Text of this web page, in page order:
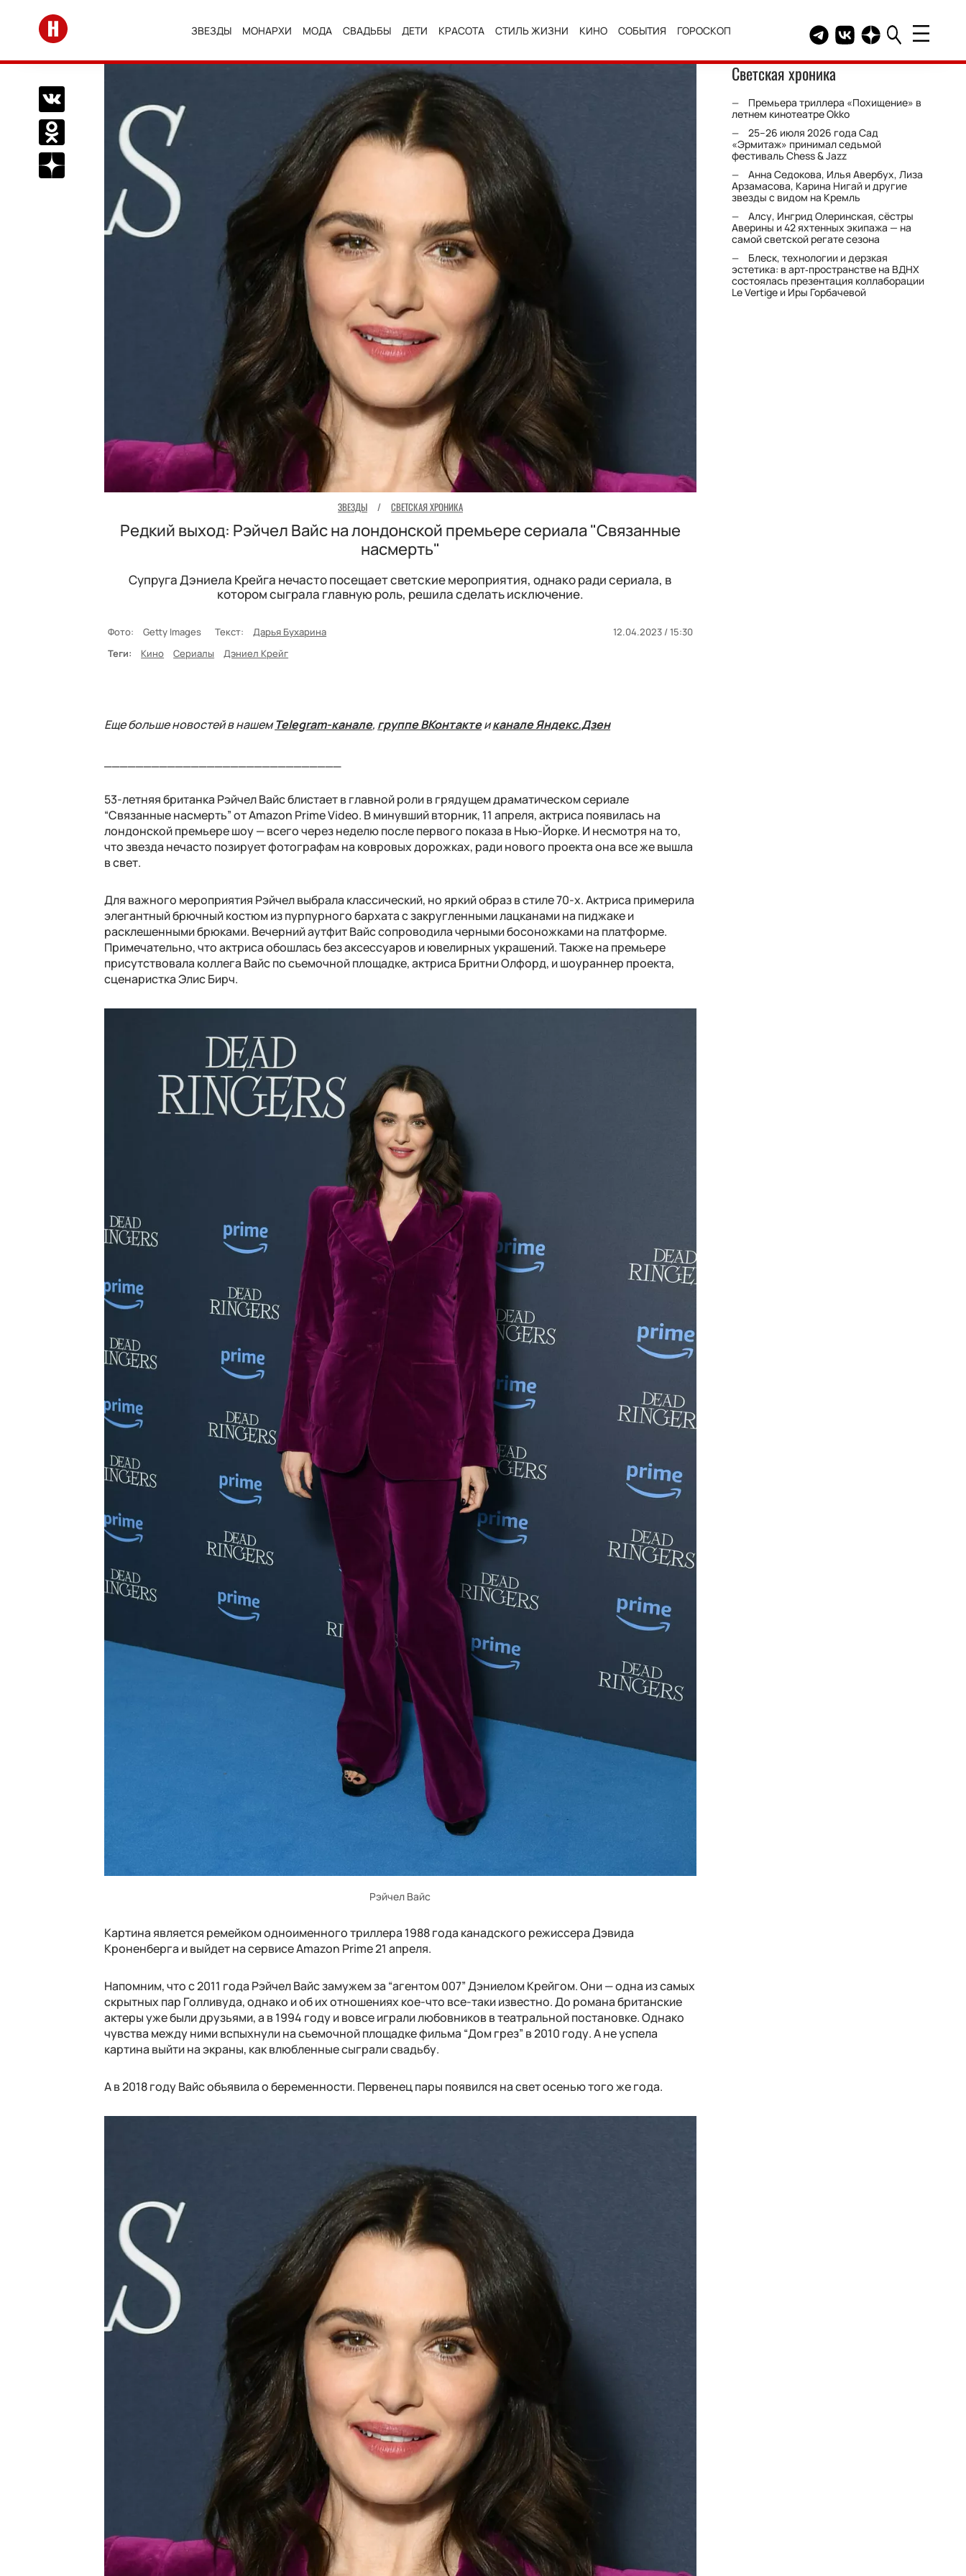
Перейти на главную
ЗВЕЗДЫ МОНАРХИ МОДА СВАДЬБЫ ДЕТИ КРАСОТА СТИЛЬ ЖИЗНИ КИНО СОБЫТИЯ ГОРОСКОП Telegram канал HELLO
Группа HELLO
Канал HELLO в
Поделиться Вконтакте
Поделиться в Одноклассниках
Подписаться на нас в Дзен
ЗВЕЗДЫ / СВЕТСКАЯ ХРОНИКА
Редкий выход: Рэйчел Вайс на лондонской премьере сериала "Связанные
насмерть"
Супруга Дэниела Крейга нечасто посещает светские мероприятия, однако ради сериала, в
котором сыграла главную роль, решила сделать исключение.
Фото: Getty Images Текст: Дарья Бухарина
12.04.2023 / 15:30
Теги:
Кино Сериалы Дэниел Крейг
Еще больше новостей в нашемTelegram-канале, группе ВКонтактеиканале Яндекс.Дзен
53-летняя британка Рэйчел Вайс блистает в главной роли в грядущем драматическом сериале
“Связанные насмерть” от Amazon Prime Video. В минувший вторник, 11 апреля, актриса появилась на
лондонской премьере шоу — всего через неделю после первого показа в Нью-Йорке. И несмотря на то,
что звезда нечасто позирует фотографам на ковровых дорожках, ради нового проекта она все же вышла
в свет.
Для важного мероприятия Рэйчел выбрала классический, но яркий образ в стиле 70-х. Актриса примерила
элегантный брючный костюм из пурпурного бархата с закругленными лацканами на пиджаке и
расклешенными брюками. Вечерний аутфит Вайс сопроводила черными босоножками на платформе.
Примечательно, что актриса обошлась без аксессуаров и ювелирных украшений. Также на премьере
присутствовала коллега Вайс по съемочной площадке, актриса Бритни Олфорд, и шоураннер проекта,
сценаристка Элис Бирч.
Рэйчел Вайс
Картина является ремейком одноименного триллера 1988 года канадского режиссера Дэвида
Кроненберга и выйдет на сервисе Amazon Prime 21 апреля.
Напомним, что с 2011 года Рэйчел Вайс замужем за “агентом 007” Дэниелом Крейгом. Они — одна из самых
скрытных пар Голливуда, однако и об их отношениях кое-что все-таки известно. До романа британские
актеры уже были друзьями, а в 1994 году и вовсе играли любовников в театральной постановке. Однако
чувства между ними вспыхнули на съемочной площадке фильма “Дом грез” в 2010 году. А не успела
картина выйти на экраны, как влюбленные сыграли свадьбу.
А в 2018 году Вайс объявила о беременности. Первенец пары появился на свет осенью того же года.
Светская хроника
Премьера триллера «Похищение» в
летнем кинотеатре Okko
25–26 июля 2026 года Сад
«Эрмитаж» принимал седьмой
фестиваль Chess & Jazz
Анна Седокова, Илья Авербух, Лиза
Арзамасова, Карина Нигай и другие
звезды с видом на Кремль
Алсу, Ингрид Олеринская, сёстры
Аверины и 42 яхтенных экипажа — на
самой светской регате сезона
Блеск, технологии и дерзкая
эстетика: в арт‑пространстве на ВДНХ
состоялась презентация коллаборации
Le Vertige и Иры Горбачевой